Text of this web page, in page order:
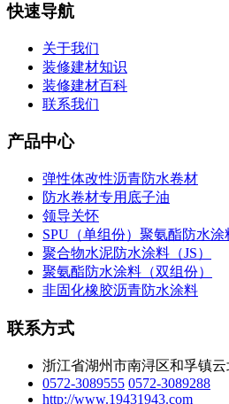
快速导航
关于我们
装修建材知识
装修建材百科
联系我们
产品中心
弹性体改性沥青防水卷材
防水卷材专用底子油
领导关怀
SPU（单组份）聚氨酯防水涂
聚合物水泥防水涂料（JS）
聚氨酯防水涂料（双组份）
非固化橡胶沥青防水涂料
联系方式
浙江省湖州市南浔区和孚镇
0572-3089555 0572-3089288
http://www.19431943.com